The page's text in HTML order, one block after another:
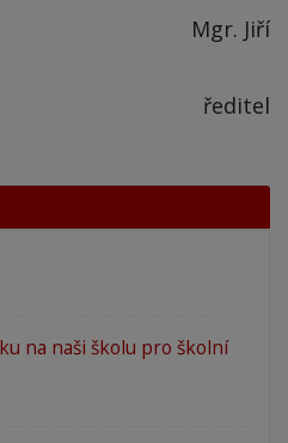
Jiří
na naši školu pro školní